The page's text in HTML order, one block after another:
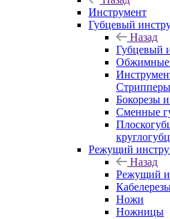
Инструмент
Губцевый
Назад
Губцевый
Обжимные
Стрипперы
Бокорезы
Сменные
Режущий
Назад
Режущий
Ножи
Ножницы